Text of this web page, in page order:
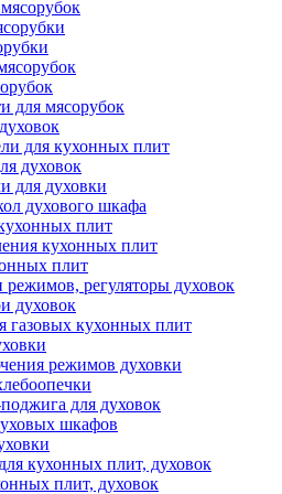
для мясорубок
для кухонных плит
духовок
для духовки
духового шкафа
плит
кухонных плит
плит
режимов, регуляторы духовок
духовок
газовых кухонных плит
режимов духовки
для духовок
шкафов
кухонных плит, духовок
плит, духовок